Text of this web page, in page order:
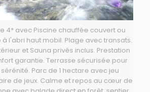
4* avec Piscine chauffée couvert ou
l'abri haut mobil. Plage avec transats.
et Sauna privés inclus. Prestation
garantie. Terrasse sécurisée pour
Parc de 1 hectare avec jeu
de jeux. Calme et repos au cœur de